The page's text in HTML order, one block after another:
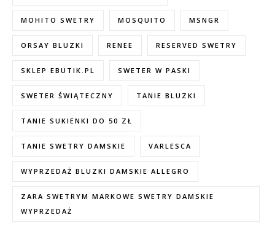
MOHITO SWETRY MOSQUITO MSNGR
ORSAY BLUZKI RENEE RESERVED SWETRY
SKLEP EBUTIK.PL SWETER W PASKI
SWETER ŚWIĄTECZNY TANIE BLUZKI
TANIE SUKIENKI DO 50 ZŁ
TANIE SWETRY DAMSKIE VARLESCA
WYPRZEDAŻ BLUZKI DAMSKIE ALLEGRO
ZARA SWETRYM MARKOWE SWETRY DAMSKIE
WYPRZEDAŻ